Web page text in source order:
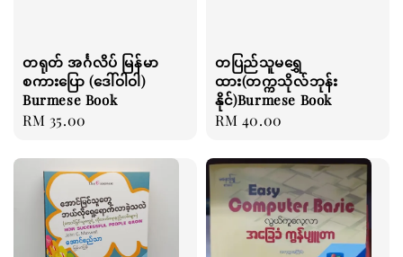
တရုတ် အင်္ဂလိပ် မြန်မာ
စကားပြော (ဒေါ်ဝါဝါ)
Burmese Book
Regular
RM 35.00
တပြည်သူမရွှေ
ထား(တက္ကသိုလ်ဘုန်း
နိုင်)Burmese Book
Regular
RM 40.00